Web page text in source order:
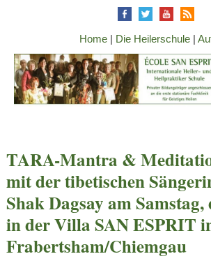
Home| Die Heilerschule|
TARA-Mantra &
mit der tibetischen
Shak Dagsay am
in der Villa SAN ESPRIT
Frabertsham/Chiemgau